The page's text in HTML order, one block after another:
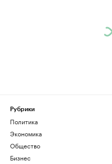
Рубрики
Политика
Экономика
Общество
Бизнес